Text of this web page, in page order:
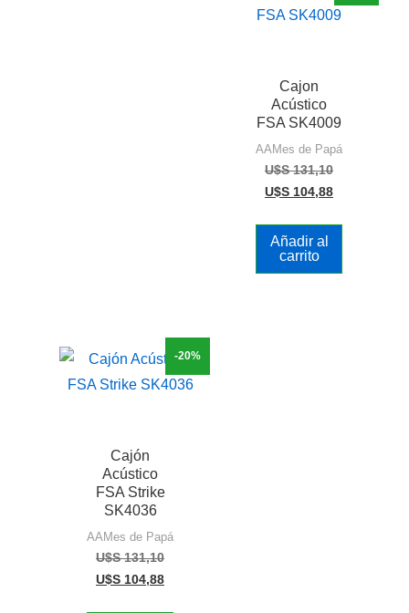
Cajon
Acústico
FSA SK4009
AAMes de Papá
U$S131,10
U$S 104,88
Añadir al
carrito
-20%
Cajón
Acústico
FSA Strike
SK4036
AAMes de Papá
U$S131,10
U$S 104,88